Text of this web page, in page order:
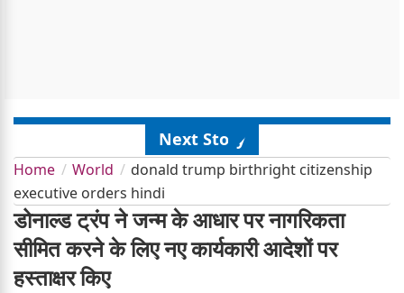
Next Story
Home World
donald trump birthright citizenship
executive orders hindi
डोनाल्ड ट्रंप ने जन्म के आधार पर नागरिकता
सीमित करने के लिए नए कार्यकारी आदेशों पर
हस्ताक्षर किए